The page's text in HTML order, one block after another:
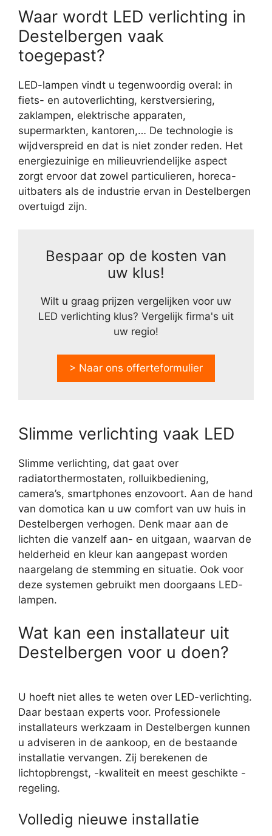
Waar wordt LED verlichting in
Destelbergen vaak
toegepast?
LED-lampen vindt u tegenwoordig overal: in
fiets- en autoverlichting, kerstversiering,
zaklampen, elektrische apparaten,
supermarkten, kantoren,… De technologie is
wijdverspreid en dat is niet zonder reden. Het
energiezuinige en milieuvriendelijke aspect
zorgt ervoor dat zowel particulieren, horeca-
uitbaters als de industrie ervan in Destelbergen
overtuigd zijn.
Bespaar op de kosten van
uw klus!
Wilt u graag prijzen vergelijken voor uw
LED verlichting klus? Vergelijk firma's uit
uw regio!
> Naar ons offerteformulier
Slimme verlichting vaak LED
Slimme verlichting, dat gaat over
radiatorthermostaten, rolluikbediening,
camera’s, smartphones enzovoort. Aan de hand
van domotica kan u uw comfort van uw huis in
Destelbergen verhogen. Denk maar aan de
lichten die vanzelf aan- en uitgaan, waarvan de
helderheid en kleur kan aangepast worden
naargelang de stemming en situatie. Ook voor
deze systemen gebruikt men doorgaans LED-
lampen.
Wat kan een installateur uit
Destelbergen voor u doen?
U hoeft niet alles te weten over LED-verlichting.
Daar bestaan experts voor. Professionele
installateurs werkzaam in Destelbergen kunnen
u adviseren in de aankoop, en de bestaande
installatie vervangen. Zij berekenen de
lichtopbrengst, -kwaliteit en meest geschikte -
regeling.
Volledig nieuwe installatie